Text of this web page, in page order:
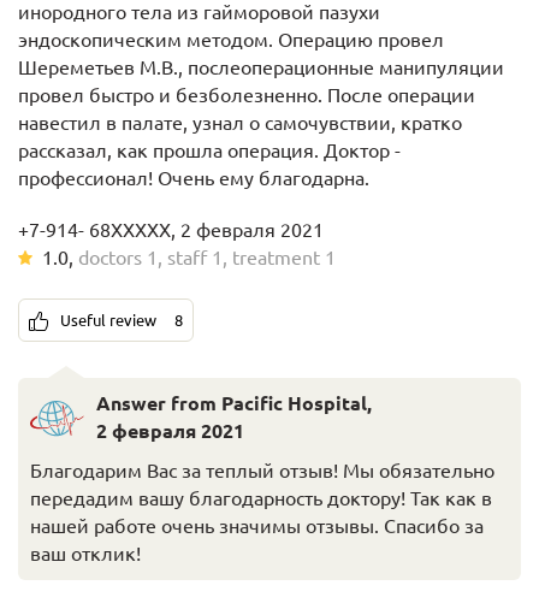
инородного тела из гайморовой пазухи
эндоскопическим методом. Операцию провел
Шереметьев М.В., послеоперационные манипуляции
провел быстро и безболезненно. После операции
навестил в палате, узнал о самочувствии, кратко
рассказал, как прошла операция. Доктор -
профессионал! Очень ему благодарна.
+7-914- 68XXXXX, 2 февраля 2021
1.0, doctors 1 , staff 1 , treatment 1
Useful review 8
Answer from Pacific Hospital,
2 февраля 2021
Благодарим Вас за теплый отзыв! Мы обязательно
передадим вашу благодарность доктору! Так как в
нашей работе очень значимы отзывы. Спасибо за
ваш отклик!